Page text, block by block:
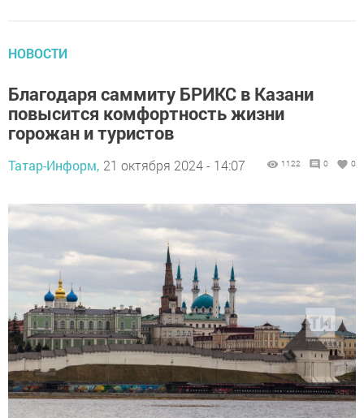
НОВОСТИ
Благодаря саммиту БРИКС в Казани
повысится комфортность жизни
горожан и туристов
Татар-Информ, 21 октября 2024 - 14:07 1122 0 0